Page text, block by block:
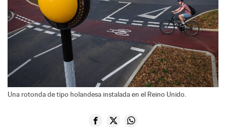
Una rotonda de tipo holandesa instalada en el Reino Unido.